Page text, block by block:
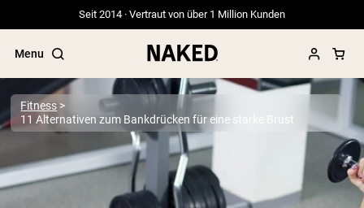
Seit 2014 · Vertraut von über 1 Million Kunden
Menu
Beliebte Suchbegriffe
”Protein Powder“
Fitness
11 Alternativen zum Bankdrücken für eine starke Brust